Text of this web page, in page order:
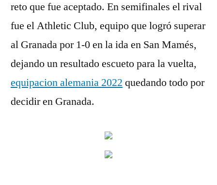
reto que fue aceptado. En semifinales el rival
fue el Athletic Club, equipo que logró superar
al Granada por 1-0 en la ida en San Mamés,
dejando un resultado escueto para la vuelta,
equipacion alemania 2022 quedando todo por
decidir en Granada.